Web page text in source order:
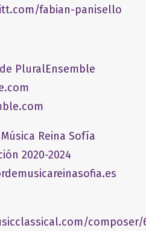
fabian-panisello
PluralEnsemble
Reina Sofía
2020-2024
composer/